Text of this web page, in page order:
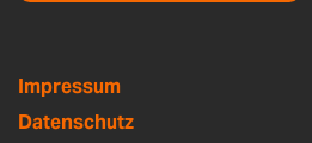
Impressum
Datenschutz